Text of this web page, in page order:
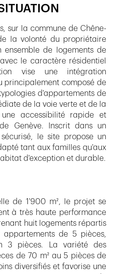
sur la commune de Chêne-
la volonté du propriétaire
de logements de
le caractère résidentiel
vise une intégration
principalement composé de
d'appartements de
de la voie verte et de la
accessibilité rapide et
Genève. Inscrit dans un
le site propose un
tant aux familles qu'aux
d'exception et durable.
de 1'900 m², le projet se
à très haute performance
huit logements répartis
de 5 pièces,
3 pièces. La variété des
de 70 m² au 5 pièces de
diversifiés et favorise une